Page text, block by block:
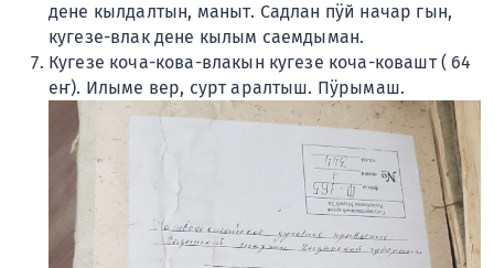
дене кылдалтын, маныт. Садлан пӱй начар гын,
кугезе-влак дене кылым саемдыман.
Кугезе коча-кова-влакын кугезе коча-ковашт ( 64
еҥ). Илыме вер, сурт аралтыш. Пӱрымаш.